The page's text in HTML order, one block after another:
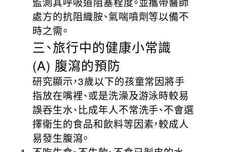
處方的抗阻織胺、氣喘噴劑等以備不
時之需。
三、旅行中的健康小常識
(A) 腹瀉的預防
研究顯示，3歲以下的孩童常因將手
指放在嘴裡、或是洗澡及游泳時較易
誤吞生水、比成年人不常洗手、不會選
擇衛生的食品和飲料等因素，較成人
易發生腹瀉。